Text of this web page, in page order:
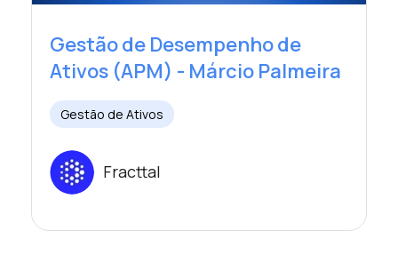
Gestão de Desempenho de
Ativos (APM) - Márcio Palmeira
Gestão de Ativos
Fracttal